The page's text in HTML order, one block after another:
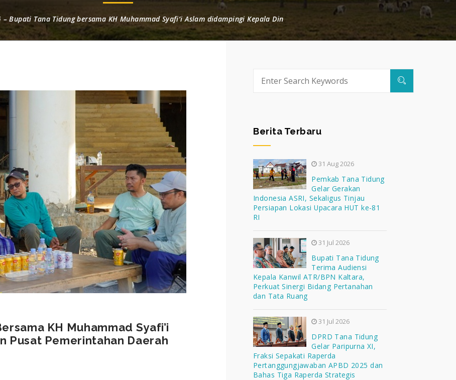
– Bupati Tana Tidung bersama KH Muhammad Syafi’i Aslam didampingi Kepala Din
KH Muhammad Syafi’i
Pusat Pemerintahan Daerah
Berita Terbaru
31 Aug 2026
Pemkab Tana Tidung
Gelar Gerakan
Indonesia ASRI, Sekaligus Tinjau
Persiapan Lokasi Upacara HUT ke-81
RI
31 Jul 2026
Bupati Tana Tidung
Terima Audiensi
Kepala Kanwil ATR/BPN Kaltara,
Perkuat Sinergi Bidang Pertanahan
dan Tata Ruang
31 Jul 2026
DPRD Tana Tidung
Gelar Paripurna XI,
Fraksi Sepakati Raperda
Pertanggungjawaban APBD 2025 dan
Bahas Tiga Raperda Strategis